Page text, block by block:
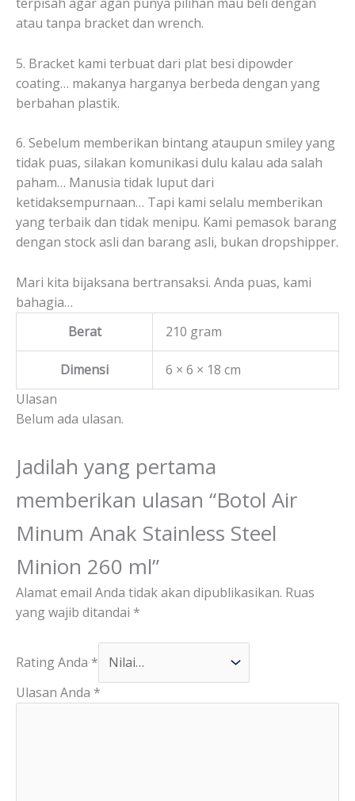
atau tanpa bracket dan wrench.
5. Bracket kami terbuat dari plat besi dipowder
coating… makanya harganya berbeda dengan yang
berbahan plastik.
6. Sebelum memberikan bintang ataupun smiley yang
tidak puas, silakan komunikasi dulu kalau ada salah
paham… Manusia tidak luput dari
ketidaksempurnaan… Tapi kami selalu memberikan
yang terbaik dan tidak menipu. Kami pemasok barang
dengan stock asli dan barang asli, bukan dropshipper.
Mari kita bijaksana bertransaksi. Anda puas, kami
bahagia…
Berat
210 gram
Dimensi
6 × 6 × 18 cm
Ulasan
Belum ada ulasan.
Jadilah yang pertama
memberikan ulasan “Botol Air
Minum Anak Stainless Steel
Minion 260 ml”
Alamat email Anda tidak akan dipublikasikan. Ruas
yang wajib ditandai *
Rating Anda *
Ulasan Anda *